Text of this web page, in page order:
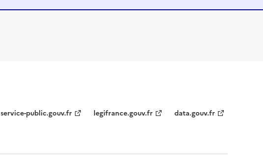
service-public.gouv.fr legifrance.gouv.fr data.gouv.fr